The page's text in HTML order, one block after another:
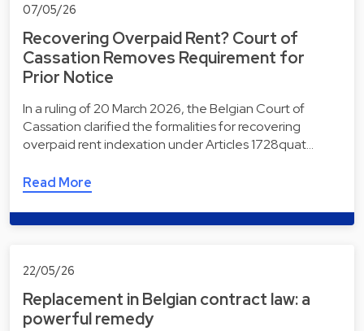
07/05/26
Recovering Overpaid Rent? Court of
Cassation Removes Requirement for
Prior Notice
In a ruling of 20 March 2026, the Belgian Court of
Cassation clarified the formalities for recovering
overpaid rent indexation under Articles 1728quat…
Read More
22/05/26
Replacement in Belgian contract law: a
powerful remedy